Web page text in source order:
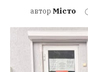
автор Місто